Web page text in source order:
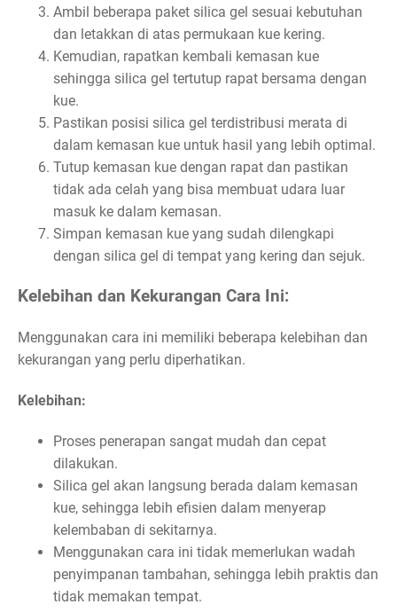
Ambil beberapa paket silica gel sesuai kebutuhan
dan letakkan di atas permukaan kue kering.
Kemudian, rapatkan kembali kemasan kue
sehingga silica gel tertutup rapat bersama dengan
kue.
Pastikan posisi silica gel terdistribusi merata di
dalam kemasan kue untuk hasil yang lebih optimal.
Tutup kemasan kue dengan rapat dan pastikan
tidak ada celah yang bisa membuat udara luar
masuk ke dalam kemasan.
Simpan kemasan kue yang sudah dilengkapi
dengan silica gel di tempat yang kering dan sejuk.
Kelebihan dan Kekurangan Cara Ini:
Menggunakan cara ini memiliki beberapa kelebihan dan
kekurangan yang perlu diperhatikan.
Kelebihan:
Proses penerapan sangat mudah dan cepat
dilakukan.
Silica gel akan langsung berada dalam kemasan
kue, sehingga lebih efisien dalam menyerap
kelembaban di sekitarnya.
Menggunakan cara ini tidak memerlukan wadah
penyimpanan tambahan, sehingga lebih praktis dan
tidak memakan tempat.